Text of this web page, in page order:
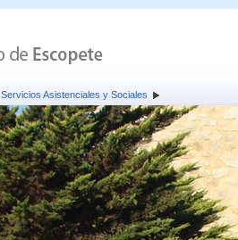
Servicios Asistenciales y Sociales